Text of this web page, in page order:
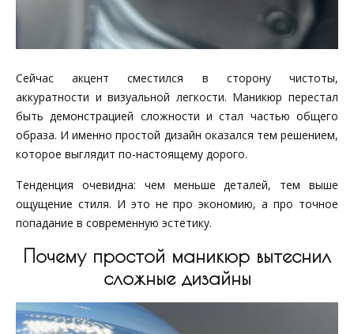
Сейчас акцент сместился в сторону чистоты,
аккуратности и визуальной легкости. Маникюр перестал
быть демонстрацией сложности и стал частью общего
образа. И именно простой дизайн оказался тем решением,
которое выглядит по-настоящему дорого.
Тенденция очевидна: чем меньше деталей, тем выше
ощущение стиля. И это не про экономию, а про точное
попадание в современную эстетику.
Почему простой маникюр вытеснил
сложные дизайны